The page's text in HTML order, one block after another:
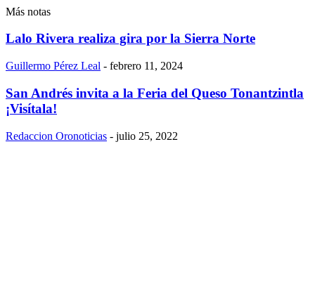
Más notas
Lalo Rivera realiza gira por la Sierra Norte
Guillermo Pérez Leal - febrero 11, 2024
San Andrés invita a la Feria del Queso Tonantzintla
¡Visítala!
Redaccion Oronoticias - julio 25, 2022